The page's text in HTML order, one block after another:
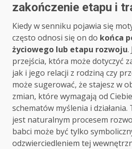
zakończenie etapu i
Kiedy w senniku pojawia się
często odnosi się on do końca
życiowego lub etapu rozwoju.
przejścia, która może dotyczyć
jak i jego relacji z rodziną czy
może sugerować, że stajesz w
zmian, które wymagają od
schematów myślenia i
jest naturalnym procesem
babci może być tylko
odzwierciedleniem tej